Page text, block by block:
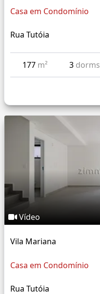
Casa em Condomínio
Rua Tutóia
177 m² 3 dorms
Vídeo
Vila Mariana
Casa em Condomínio
Rua Tutóia